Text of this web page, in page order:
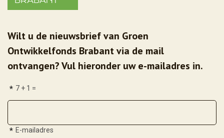
Wilt u de nieuwsbrief van Groen
Ontwikkelfonds Brabant via de mail
ontvangen? Vul hieronder uw e-mailadres in.
7 + 1 =
*
E-mailadres
*